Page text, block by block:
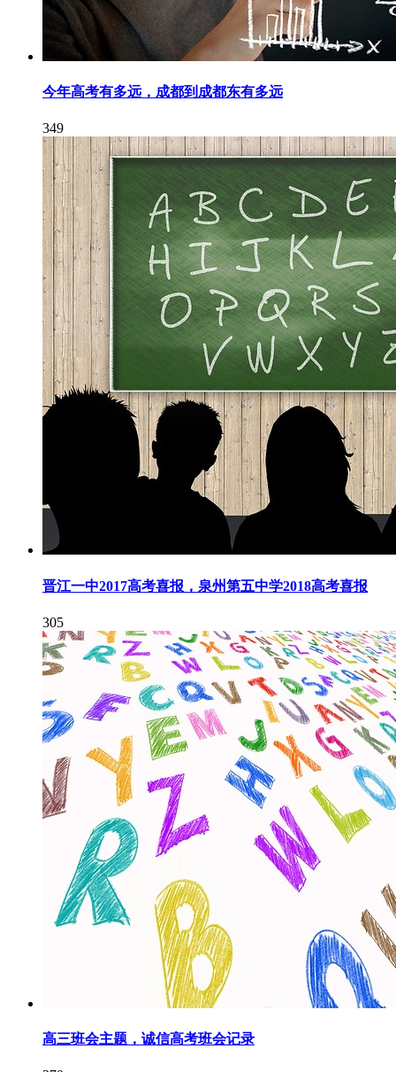
今年高考有多远，成都到成都东有多远
349
晋江一中2017高考喜报，泉州第五中学2018高考喜报
305
高三班会主题，诚信高考班会记录